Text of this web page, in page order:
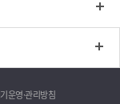
운영·관리방침